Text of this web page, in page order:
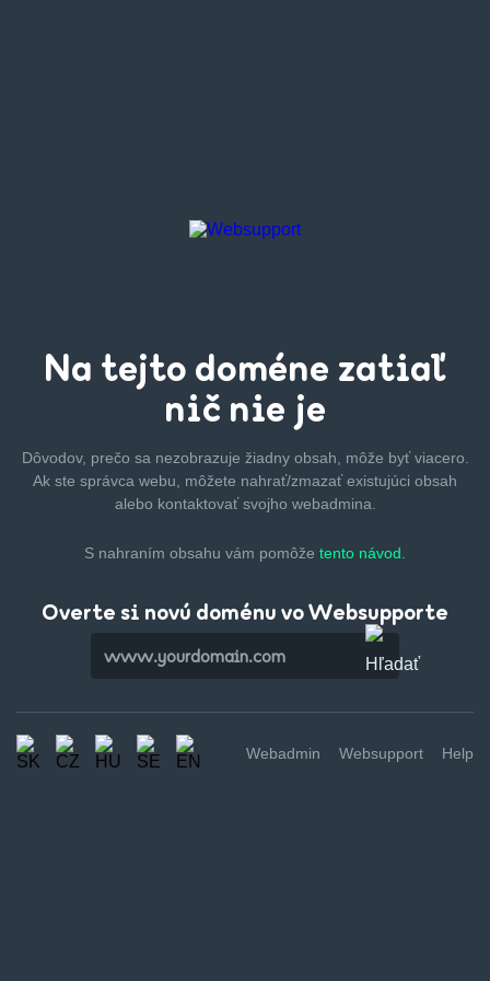
Na tejto doméne zatiaľ
nič nie je
Dôvodov, prečo sa nezobrazuje žiadny obsah, môže byťviacero.
Ak ste správca webu, môžete nahrať/zmazaťexistujúci obsah
alebo kontaktovať svojho webadmina.
S nahraním obsahu vám pomôže tento návod.
Overte si novú doménu vo Websupporte
Webadmin Websupport Help